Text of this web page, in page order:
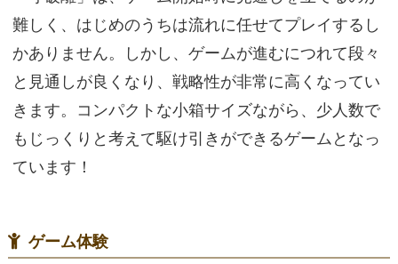
難しく、はじめのうちは流れに任せてプレイするし
かありません。しかし、ゲームが進むにつれて段々
と見通しが良くなり、戦略性が非常に高くなってい
きます。コンパクトな小箱サイズながら、少人数で
もじっくりと考えて駆け引きができるゲームとなっ
ています！
ゲーム体験